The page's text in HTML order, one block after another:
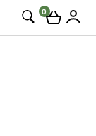
0